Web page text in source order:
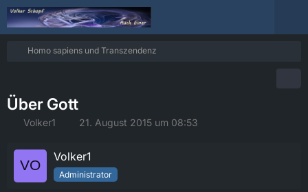
Homo sapiens und Transzendenz
Über Gott
Volker1 21. August 2015 um 08:53
Volker1
Administrator